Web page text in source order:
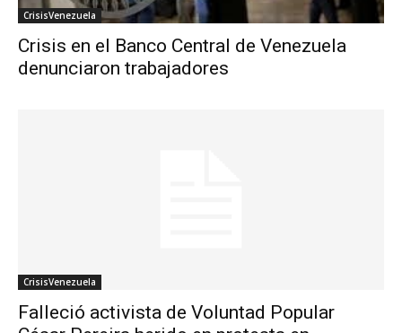
CrisisVenezuela
Crisis en el Banco Central de Venezuela
denunciaron trabajadores
CrisisVenezuela
Falleció activista de Voluntad Popular